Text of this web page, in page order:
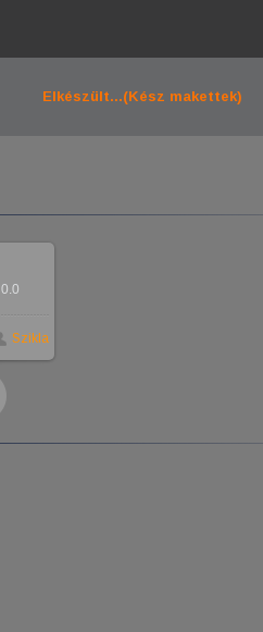
Elkészült...(Kész makettek)
0.0
Szikla